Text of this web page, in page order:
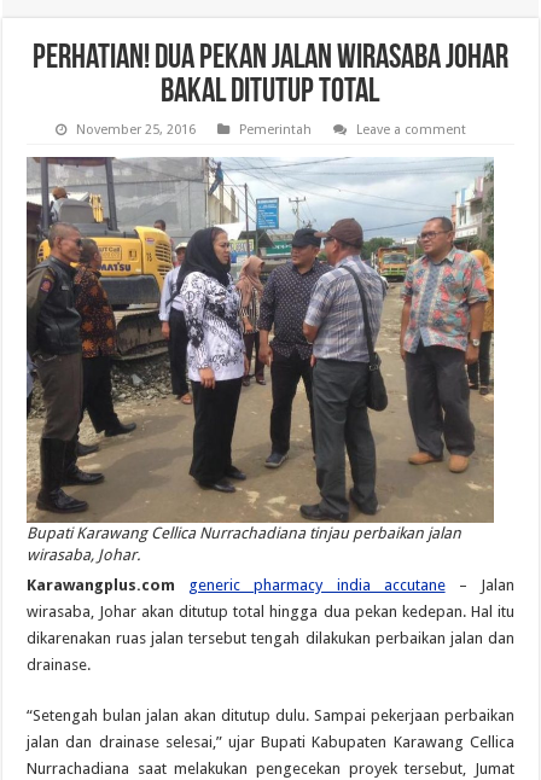
Perhatian! Dua Pekan Jalan Wirasaba Johar
Bakal Ditutup Total
November 25, 2016 Pemerintah Leave a comment
Bupati Karawang Cellica Nurrachadiana tinjau perbaikan jalan
wirasaba, Johar.
Karawangplus.com
generic pharmacy india accutane– Jalan
wirasaba, Johar akan ditutup total hingga dua pekan kedepan. Hal itu
dikarenakan ruas jalan tersebut tengah dilakukan perbaikan jalan dan
drainase.
“Setengah bulan jalan akan ditutup dulu. Sampai pekerjaan perbaikan
jalan dan drainase selesai,” ujar Bupati Kabupaten Karawang Cellica
Nurrachadiana saat melakukan pengecekan proyek tersebut, Jumat